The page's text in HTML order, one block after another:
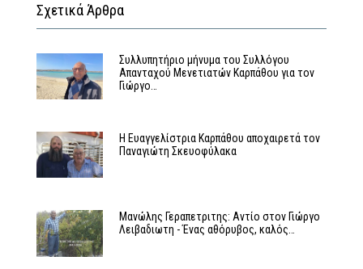
Σχετικά Άρθρα
Συλλυπητήριο μήνυμα του Συλλόγου
Απανταχού Μενετιατών Καρπάθου για τον
Γιώργο…
Η Ευαγγελίστρια Καρπάθου αποχαιρετά τον
Παναγιώτη Σκευοφύλακα
Μανώλης Γεραπετριτης: Αντίο στον Γιώργο
Λειβαδιωτη - Ένας αθόρυβος, καλός…